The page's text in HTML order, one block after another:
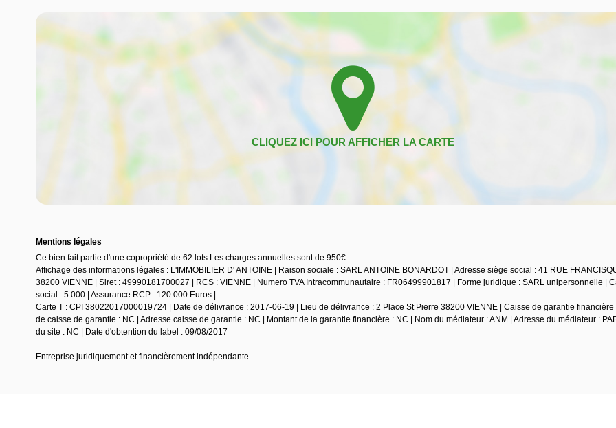
Mentions légales
Ce bien fait partie d'une copropriété de 62 lots.Les charges annuelles sont de 950€.
Affichage des informations légales : L'IMMOBILIER D' ANTOINE | Raison sociale : SARL ANTOINE BONARDOT | Adresse siège social : 41 RUE
38200 VIENNE | Siret : 49990181700027 | RCS : VIENNE | Numero TVA Intracommunautaire : FR06499901817 | Forme juridique : SARL unipersonnelle |
social : 5 000 | Assurance RCP : 120 000 Euros |
Carte T : CPI 38022017000019724 | Date de délivrance : 2017-06-19 | Lieu de délivrance : 2 Place St Pierre 38200 VIENNE | Caisse de garantie financière
de caisse de garantie : NC | Adresse caisse de garantie : NC | Montant de la garantie financière : NC | Nom du médiateur : ANM | Adresse du médiateur :
du site : NC | Date d'obtention du label : 09/08/2017
Entreprise juridiquement et financièrement indépendante